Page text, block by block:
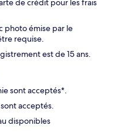
de crédit pour les frais
photo émise par le
requise.
est de 15 ans.
sont acceptés*.
sont acceptés.
disponibles